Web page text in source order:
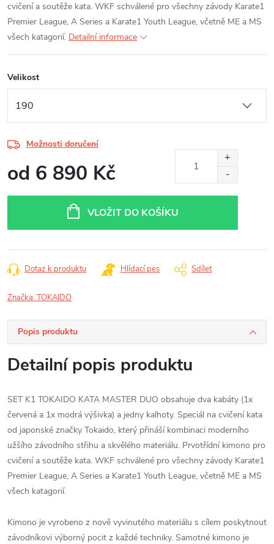
cvičení a soutěže kata. WKF schválené pro všechny závody Karate1
Premier League, A Series a Karate1 Youth League, včetně ME a MS
všech katagorií. Detailní informace
Velikost
Možnosti doručení
od 6 890 Kč
VLOŽIT DO KOŠÍKU
Dotaz k produktu Hlídací pes Sdílet
Značka:TOKAIDO
Popis produktu
Detailní popis produktu
SET K1 TOKAIDO KATA MASTER DUO obsahuje dva kabáty (1x
červená a 1x modrá výšivka) a jedny kalhoty. Speciál na cvičení kata
od japonské značky Tokaido, který přináší kombinaci moderního
užšího závodního střihu a skvělého materiálu. Prvotřídní kimono pro
cvičení a soutěže kata. WKF schválené pro všechny závody Karate1
Premier League, A Series a Karate1 Youth League, včetně ME a MS
všech katagorií.
Kimono je vyrobeno z nově vyvinutého materiálu s cílem poskytnout
závodníkovi výborný pocit z každé techniky. Samotné kimono je